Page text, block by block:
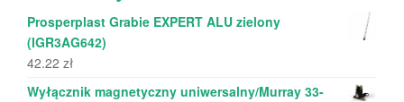
Prosperplast Grabie EXPERT ALU zielony
(IGR3AG642)
42.22 zł
Wyłącznik magnetyczny uniwersalny/Murray 33-